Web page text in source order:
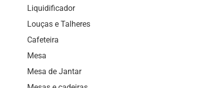
Liquidificador
Louças e Talheres
Cafeteira
Mesa
Mesa de Jantar